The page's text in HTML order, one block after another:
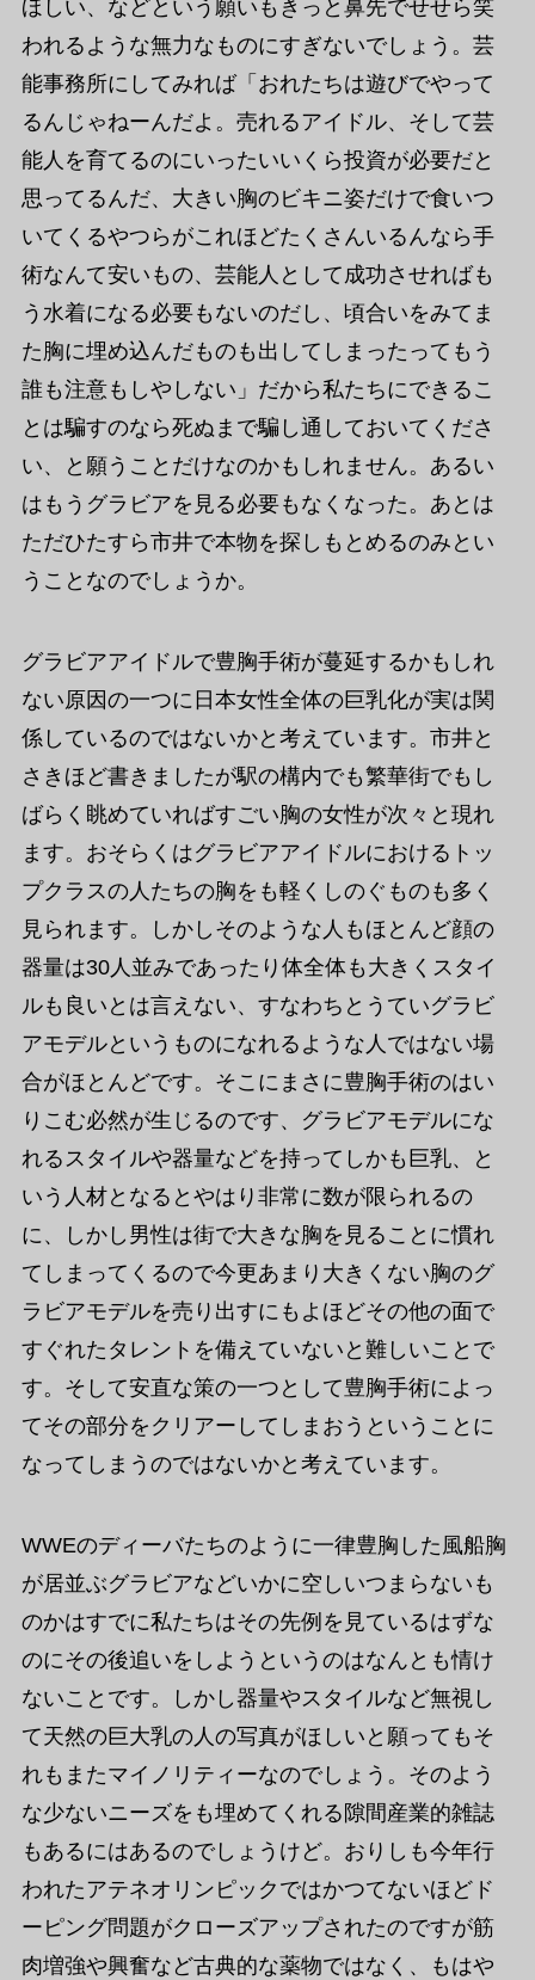
ほしい、などという願いもきっと鼻先でせせら笑
われるような無力なものにすぎないでしょう。芸
能事務所にしてみれば「おれたちは遊びでやって
るんじゃねーんだよ。売れるアイドル、そして芸
能人を育てるのにいったいいくら投資が必要だと
思ってるんだ、大きい胸のビキニ姿だけで食いつ
いてくるやつらがこれほどたくさんいるんなら手
術なんて安いもの、芸能人として成功させればも
う水着になる必要もないのだし、頃合いをみてま
た胸に埋め込んだものも出してしまったってもう
誰も注意もしやしない」だから私たちにできるこ
とは騙すのなら死ぬまで騙し通しておいてくださ
い、と願うことだけなのかもしれません。あるい
はもうグラビアを見る必要もなくなった。あとは
ただひたすら市井で本物を探しもとめるのみとい
うことなのでしょうか。
グラビアアイドルで豊胸手術が蔓延するかもしれ
ない原因の一つに日本女性全体の巨乳化が実は関
係しているのではないかと考えています。市井と
さきほど書きましたが駅の構内でも繁華街でもし
ばらく眺めていればすごい胸の女性が次々と現れ
ます。おそらくはグラビアアイドルにおけるトッ
プクラスの人たちの胸をも軽くしのぐものも多く
見られます。しかしそのような人もほとんど顔の
器量は30人並みであったり体全体も大きくスタイ
ルも良いとは言えない、すなわちとうていグラビ
アモデルというものになれるような人ではない場
合がほとんどです。そこにまさに豊胸手術のはい
りこむ必然が生じるのです、グラビアモデルにな
れるスタイルや器量などを持ってしかも巨乳、と
いう人材となるとやはり非常に数が限られるの
に、しかし男性は街で大きな胸を見ることに慣れ
てしまってくるので今更あまり大きくない胸のグ
ラビアモデルを売り出すにもよほどその他の面で
すぐれたタレントを備えていないと難しいことで
す。そして安直な策の一つとして豊胸手術によっ
てその部分をクリアーしてしまおうということに
なってしまうのではないかと考えています。
WWEのディーバたちのように一律豊胸した風船胸
が居並ぶグラビアなどいかに空しいつまらないも
のかはすでに私たちはその先例を見ているはずな
のにその後追いをしようというのはなんとも情け
ないことです。しかし器量やスタイルなど無視し
て天然の巨大乳の人の写真がほしいと願ってもそ
れもまたマイノリティーなのでしょう。そのよう
な少ないニーズをも埋めてくれる隙間産業的雑誌
もあるにはあるのでしょうけど。おりしも今年行
われたアテネオリンピックではかつてないほどド
ーピング問題がクローズアップされたのですが筋
肉増強や興奮など古典的な薬物ではなく、もはや